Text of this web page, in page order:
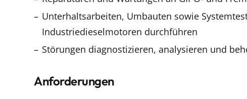
Unterhaltsarbeiten, Umbauten sowie
Industriedieselmotoren durchführen
Störungen diagnostizieren, analysieren und
Anforderungen